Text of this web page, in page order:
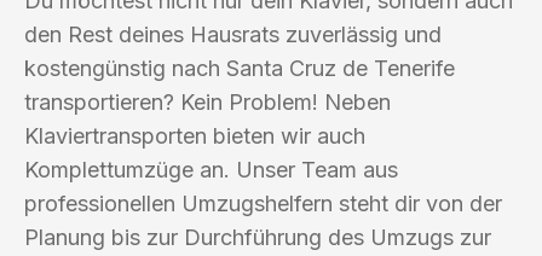
den Rest deines Hausrats zuverlässig und
kostengünstig nach Santa Cruz de Tenerife
transportieren? Kein Problem! Neben
Klaviertransporten bieten wir auch
Komplettumzüge an. Unser Team aus
professionellen Umzugshelfern steht dir von der
Planung bis zur Durchführung des Umzugs zur